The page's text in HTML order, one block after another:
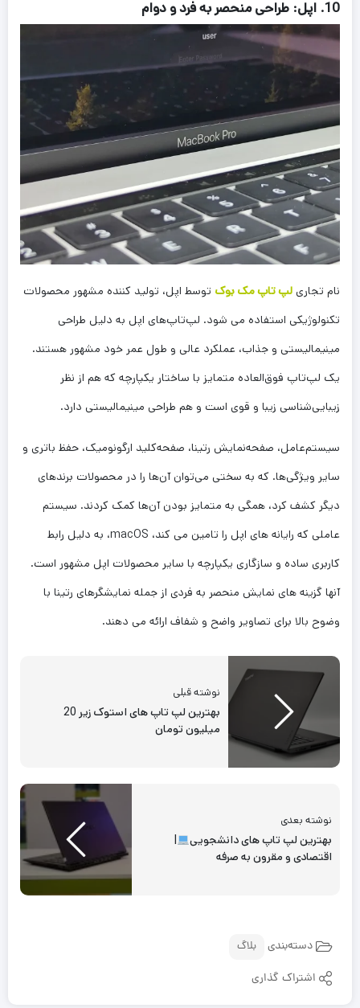
10. اپل: طراحی منحصر به فرد و دوام
نام تجاری لپ تاپ مک بوک توسط اپل، تولید کننده مشهور محصولات
تکنولوژیکی استفاده می شود. لپ‌تاپ‌های اپل به دلیل طراحی
مینیمالیستی و جذاب، عملکرد عالی و طول عمر خود مشهور هستند.
یک لپ‌تاپ فوق‌العاده متمایز با ساختار یکپارچه که هم از نظر
زیبایی‌شناسی زیبا و قوی است و هم طراحی مینیمالیستی دارد.
سیستم‌عامل، صفحه‌نمایش رتینا، صفحه‌کلید ارگونومیک، حفظ باتری و
سایر ویژگی‌ها. که به سختی می‌توان آن‌ها را در محصولات برندهای
دیگر کشف کرد، همگی به متمایز بودن آن‌ها کمک کردند. سیستم
عاملی که رایانه های اپل را تامین می کند، macOS، به دلیل رابط
کاربری ساده و سازگاری یکپارچه با سایر محصولات اپل مشهور است.
آنها گزینه های نمایش منحصر به فردی از جمله نمایشگرهای رتینا با
وضوح بالا برای تصاویر واضح و شفاف ارائه می دهند.
نوشته قبلی
بهترین لپ تاپ های استوک زیر 20
میلیون تومان
نوشته بعدی
بهترین لپ تاپ های دانشجویی
|
اقتصادی و مقرون به صرفه
دسته‌بندی بلاگ
اشتراک گذاری